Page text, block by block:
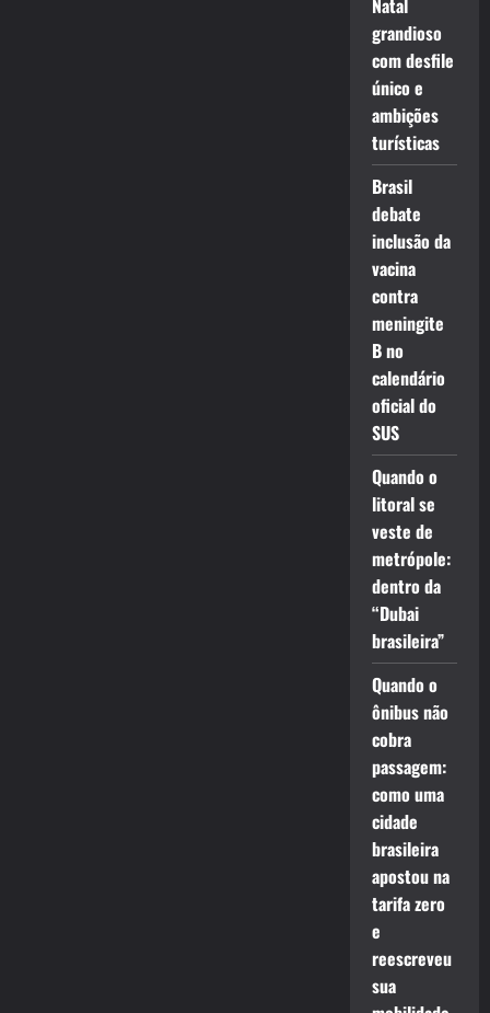
Natal
grandioso
com desfile
único e
ambições
turísticas
Brasil
debate
inclusão da
vacina
contra
meningite
B no
calendário
oficial do
SUS
Quando o
litoral se
veste de
metrópole:
dentro da
“Dubai
brasileira”
Quando o
ônibus não
cobra
passagem:
como uma
cidade
brasileira
apostou na
tarifa zero
e
reescreveu
sua